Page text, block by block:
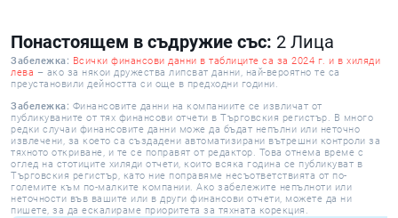
Понастоящем в съдружие със: 2 Лица
Забележка: Всички финансови данни в таблиците са за 2024 г. и в хиляди
лева – ако за някои дружества липсват данни, най-вероятно те са
преустановили дейността си още в предходни години.
Забележка: Финансовите данни на компаниите се извличат от
публикуваните от тях финансови отчети в Търговския регистър. В много
редки случаи финансовите данни може да бъдат непълни или неточно
извлечени, за което са създадени автоматизирани вътрешни контроли за
тяхното откриване, и те се поправят от редактор. Това отнема време с
оглед на стотиците хиляди отчети, които всяка година се публикуват в
Търговския регистър, като ние поправяме несъответствията от по-
големите към по-малките компании. Ако забележите непълноти или
неточности във вашите или в други финансови отчети, можете да ни
пишете, за да ескалираме приоритета за тяхната корекция.